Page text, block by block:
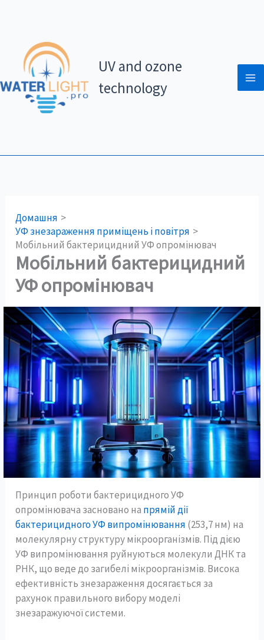
UV and ozone
technology
Домашня
УФ знезараження приміщень і повітря
Мобільний бактерицидний УФ опромінювач
Мобільний бактерицидний
УФ опромінювач
Принцип роботи бактерицидного УФ
опромінювача засновано на прямій дії
бактерицидного УФ випромінювання (253,7 нм) на
молекулярну структуру мікроорганізмів. Під дією
УФ випромінювання руйнуються молекули ДНК та
РНК, що веде до загибелі мікроорганізмів. Висока
ефективність знезараження досягається за
рахунок правильного вибору моделі
знезаражуючої системи.